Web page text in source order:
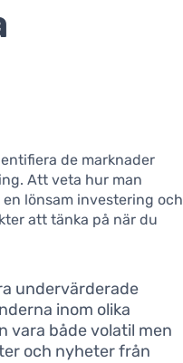
de marknader
Att veta hur man
lönsam investering och
att tänka på när du
undervärderade
inom olika
vara både volatil men
och nyheter från